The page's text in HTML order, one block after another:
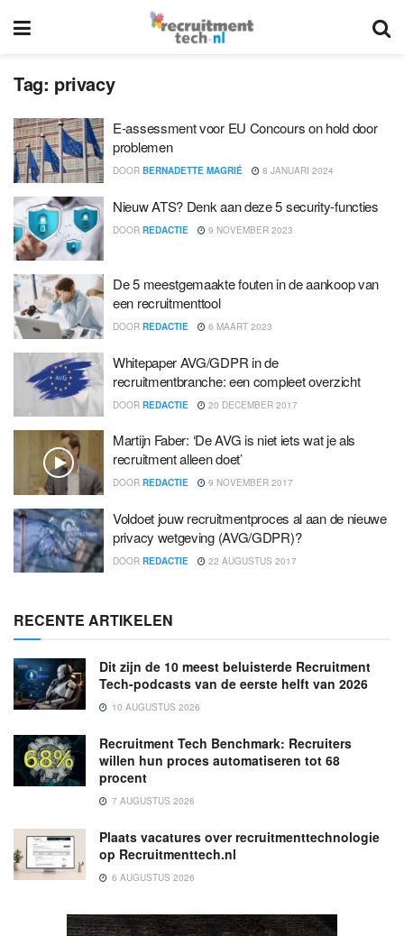
Tag: privacy
E-assessment voor EU Concours on hold door
problemen
DOOR BERNADETTE MAGRIÉ 8 JANUARI 2024
Nieuw ATS? Denk aan deze 5 security-functies
DOOR REDACTIE 9 NOVEMBER 2023
De 5 meestgemaakte fouten in de aankoop van
een recruitmenttool
DOOR REDACTIE 6 MAART 2023
Whitepaper AVG/GDPR in de
recruitmentbranche: een compleet overzicht
DOOR REDACTIE 20 DECEMBER 2017
Martijn Faber: ‘De AVG is niet iets wat je als
recruitment alleen doet’
DOOR REDACTIE 9 NOVEMBER 2017
Voldoet jouw recruitmentproces al aan de nieuwe
privacy wetgeving (AVG/GDPR)?
DOOR REDACTIE 22 AUGUSTUS 2017
RECENTE ARTIKELEN
Dit zijn de 10 meest beluisterde Recruitment
Tech-podcasts van de eerste helft van 2026
10 AUGUSTUS 2026
Recruitment Tech Benchmark: Recruiters
willen hun proces automatiseren tot 68
procent
7 AUGUSTUS 2026
Plaats vacatures over recruitmenttechnologie
op Recruitmenttech.nl
6 AUGUSTUS 2026